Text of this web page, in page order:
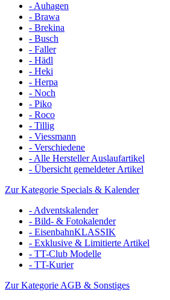
- Auhagen
- Brawa
- Brekina
- Busch
- Faller
- Hädl
- Heki
- Herpa
- Noch
- Piko
- Roco
- Tillig
- Viessmann
- Verschiedene
- Alle Hersteller Auslaufartikel
- Übersicht gemeldeter Artikel
Zur Kategorie Specials & Kalender
- Adventskalender
- Bild- & Fotokalender
- EisenbahnKLASSIK
- Exklusive & Limitierte Artikel
- TT-Club Modelle
- TT-Kurier
Zur Kategorie AGB & Sonstiges